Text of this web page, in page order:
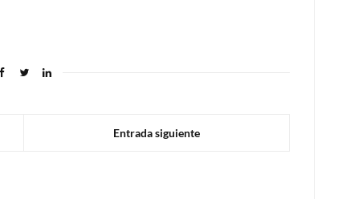
Entrada siguiente